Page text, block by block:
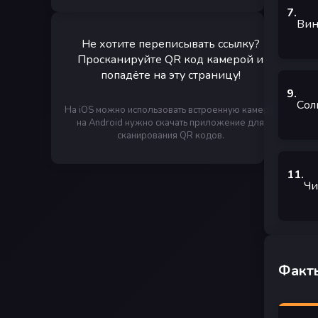
Не хотите переписывать ссылку?
Просканируйте QR код камерой и
попадёте на эту страницу!
На iOS можно использовать встроенную камеру,
на Android нужно скачать приложение для
сканирования QR кодов.
7.
9.
11.